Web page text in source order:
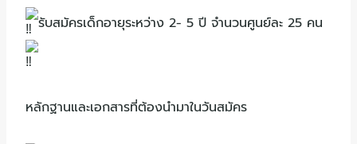
รับสมัครเด็กอายุระหว่าง 2- 5 ปี จำนวนศูนย์ละ 25 คน
หลักฐานและเอกสารที่ต้องนำมาในวันสมัคร